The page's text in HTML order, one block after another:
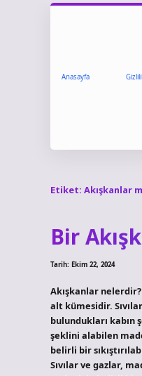
Anasayfa
Etiket: Akışkanlar
Bir
Tarih: Ekim 22, 2024
Akışkanlar
alt kümesidir.
bulundukları kabın
şeklini alabilen
belirli bir
Sıvılar ve gazlar,